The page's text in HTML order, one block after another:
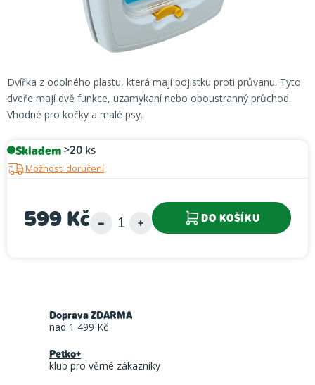
Dvířka z odolného plastu, která mají pojistku proti průvanu. Tyto
dveře mají dvě funkce, uzamykaní nebo oboustranný průchod.
Vhodné pro kočky a malé psy.
Skladem>20 ks
Možnosti doručení
599 Kč DO KOŠÍKU
Doprava ZDARMA
nad 1 499 Kč
Petko+
klub pro věrné zákazníky